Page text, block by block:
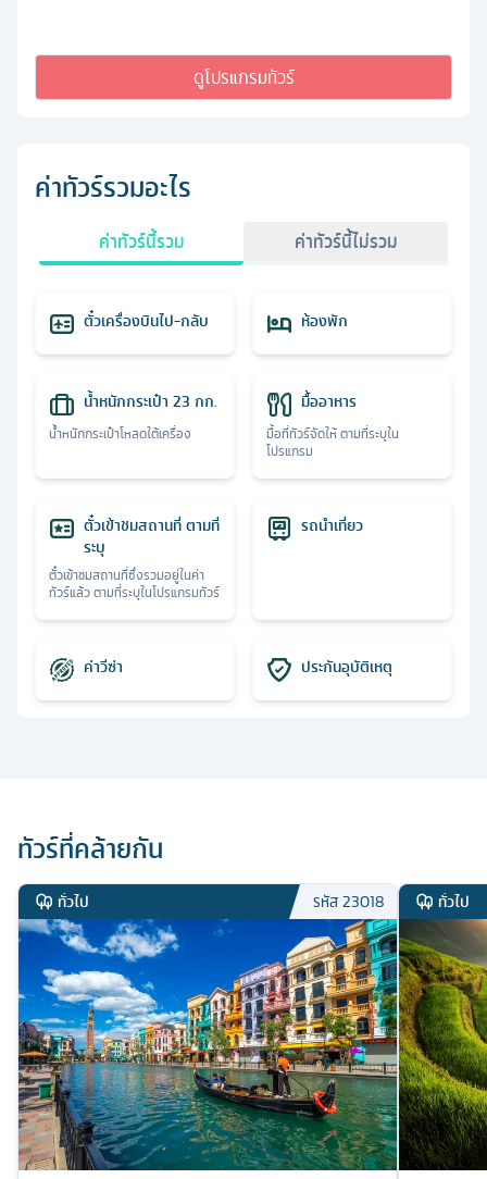
ดูโปรแกรมทัวร์
ค่าทัวร์รวมอะไร
ค่าทัวร์นี้รวม ค่าทัวร์นี้ไม่รวม
ตั๋วเครื่องบินไป-กลับ ห้องพัก
น้ำหนักกระเป๋า 23 กก.
น้ำหนักกระเป๋าโหลดใต้เครื่อง
มื้ออาหาร
มื้อที่ทัวร์จัดให้ ตามที่ระบุใน
โปรแกรม
ตั๋วเข้าชมสถานที่ ตามที่
ระบุ
ตั๋วเข้าชมสถานที่ซึ่งรวมอยู่ในค่า
ทัวร์แล้ว ตามที่ระบุในโปรแกรมทัวร์
รถนำเที่ยว
ค่าวีซ่า ประกันอุบัติเหตุ
ทัวร์ที่คล้ายกัน
ทั่วไป รหัส23018 ทั่วไป